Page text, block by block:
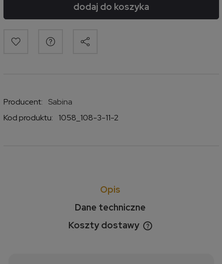
dodaj do koszyka
Producent:
Sabina
Kod produktu:
1058_108-3-11-2
Opis
Dane techniczne
Koszty dostawy
Cena nie zawiera ewentualnych kosztów płatności